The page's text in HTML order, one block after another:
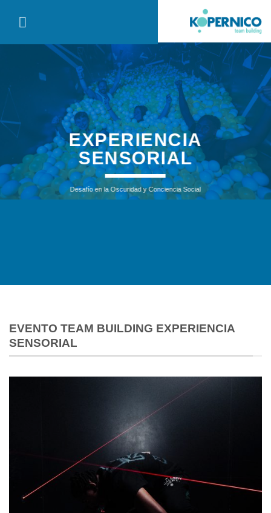
EXPERIENCIA
SENSORIAL
Desafío en la Oscuridad y Conciencia Social
EVENTO TEAM BUILDING EXPERIENCIA
SENSORIAL